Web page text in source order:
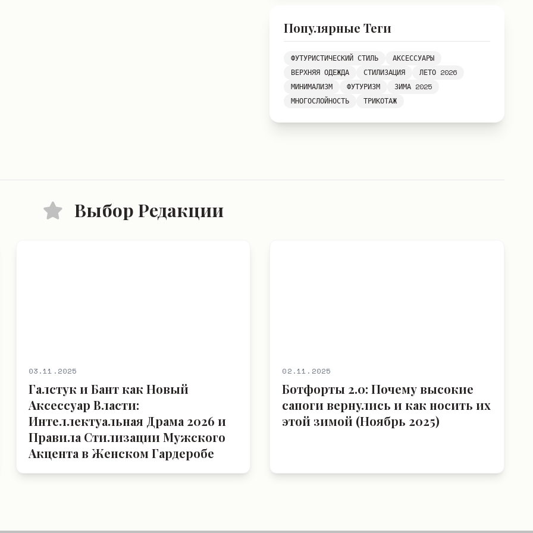
Популярные Теги
ФУТУРИСТИЧЕСКИЙ СТИЛЬ
АКСЕССУАРЫ
ВЕРХНЯЯ ОДЕЖДА
СТИЛИЗАЦИЯ
ЛЕТО 2026
МИНИМАЛИЗМ
ФУТУРИЗМ
ЗИМА 2025
МНОГОСЛОЙНОСТЬ
ТРИКОТАЖ
Выбор Редакции
03.11.2025
Галстук и Бант как Новый
Аксессуар Власти:
Интеллектуальная Драма 2026 и
Правила Стилизации Мужского
Акцента в Женском Гардеробе
02.11.2025
Ботфорты 2.0: Почему высокие
сапоги вернулись и как носить их
этой зимой (Ноябрь 2025)